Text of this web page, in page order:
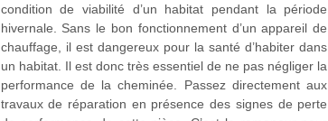
condition de viabilité d’un habitat pendant la période
hivernale. Sans le bon fonctionnement d’un appareil de
chauffage, il est dangereux pour la santé d’habiter dans
un habitat. Il est donc très essentiel de ne pas négliger la
performance de la cheminée. Passez directement aux
travaux de réparation en présence des signes de perte